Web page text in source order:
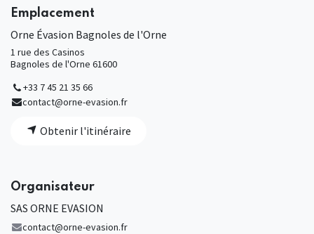
Emplacement
Orne Évasion Bagnoles de l'Orne
1 rue des Casinos
Bagnoles de l'Orne 61600
+33 7 45 21 35 66
contact@orne-evasion.fr
Obtenir l'itinéraire
Organisateur
SAS ORNE EVASION
contact@orne-evasion.fr